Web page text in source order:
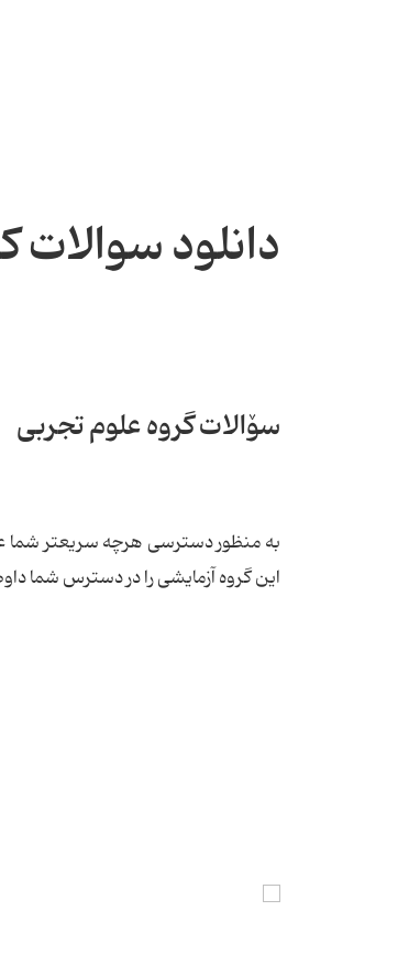
دانلود سوالات
سۆالات گروه ‌علوم تجربی
به منظور دسترسی هرچه سریعتر شما
این گروه آزمایشی را در دسترس شما